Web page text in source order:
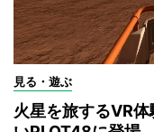
見る・遊ぶ
火星を旅するVR